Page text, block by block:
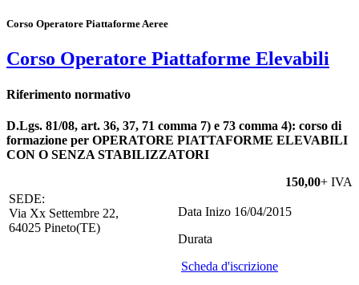
Corso Operatore Piattaforme Aeree
Corso Operatore Piattaforme Elevabili
Riferimento normativo
D.Lgs. 81/08, art. 36, 37, 71 comma 7) e 73 comma 4): corso di
formazione per OPERATORE PIATTAFORME ELEVABILI
CON O SENZA STABILIZZATORI
150,00+ IVA
SEDE:
Via Xx Settembre 22,
64025 Pineto(TE)
Data Inizo 16/04/2015
Durata
Scheda d'iscrizione